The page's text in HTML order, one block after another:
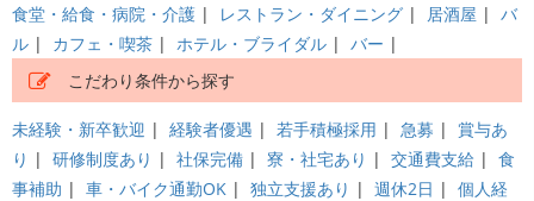
食堂・給食・病院・介護 | レストラン・ダイニング | 居酒屋 | バ
ル | カフェ・喫茶 | ホテル・ブライダル | バー |
こだわり条件から探す
未経験・新卒歓迎 | 経験者優遇 | 若手積極採用 | 急募 | 賞与あ
り | 研修制度あり | 社保完備 | 寮・社宅あり | 交通費支給 | 食
事補助 | 車・バイク通勤OK | 独立支援あり | 週休2日 | 個人経